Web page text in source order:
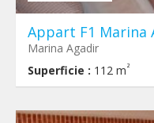
Appart F1 Marina
Marina Agadir
Superficie : 112 m²